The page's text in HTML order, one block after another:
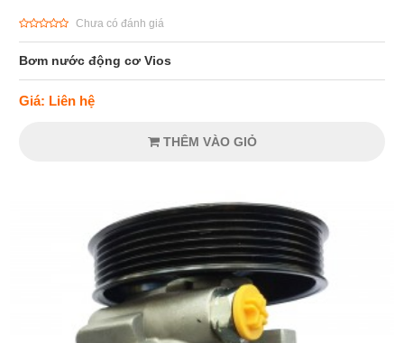
Chưa có đánh giá
Bơm nước động cơ Vios
Giá: Liên hệ
THÊM VÀO GIỎ